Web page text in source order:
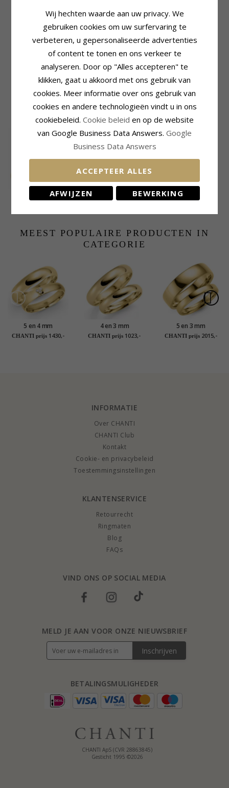
Productinformatie
Bijvoeglijk Naamwoord:
Trouwring
14
Edelmetaal: Goud
Glanzend
Ring
Breedte:
4,0 mm
Gewicht:5,2 G
Levertijd:Circa 5 Weken
KLANTEN KOPEN OOK
Diamant mémoire
MEEST POPULAIRE PRODUCTEN IN
CATEGORIE
5 en 4 mm
trouwringen in 9
CHANTI prijs 1430,-
4 en 3 mm
trouwringen in 9
CHANTI prijs 1023,-
5 en 3 mm
trouwringen in 14
CHANTI prijs 2015,-
INFORMATIE
Over CHANTI
CHANTI Club
Kontakt
Cookie- en privacybeleid
Toestemmingsinstellingen
KLANTENSERVICE
Retourrecht
Ringmaten
Blog
FAQs
VIND ONS OP SOCIAL MEDIA
CHANTI ApS (CVR 28863845)
Gesticht 1995 ©2026
BETALINGSMULIGHEDER
MELD JE AAN VOOR ONZE NIEUWSBRIEF
Inschrijven
Wij hechten waarde aan uw privacy. We
gebruiken cookies om uw surfervaring te
verbeteren, u gepersonaliseerde advertenties
of content te tonen en ons verkeer te
analyseren. Door op "Alles accepteren" te
klikken, gaat u akkoord met ons gebruik van
cookies. Meer informatie over ons gebruik van
cookies en andere technologieën vindt u in ons
cookiebeleid. Cookie beleid en op de website
van Google Business Data Answers. Google
Business Data Answers
ACCEPTEER ALLES
AFWIJZEN BEWERKING